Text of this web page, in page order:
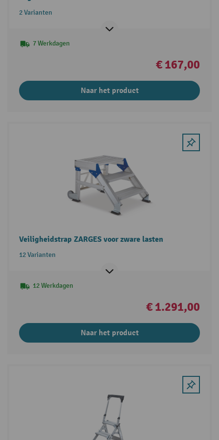
2 Varianten
7 Werkdagen
€ 167,00
Naar het product
Veiligheidstrap ZARGES voor zware lasten
12 Varianten
12 Werkdagen
€ 1.291,00
Naar het product